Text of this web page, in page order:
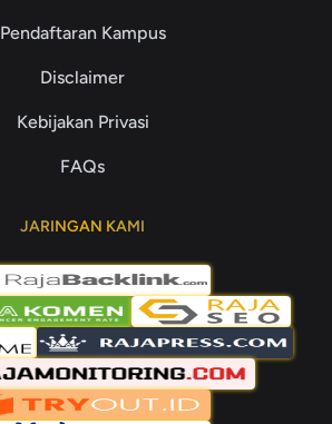
Pendaftaran Kampus
Disclaimer
Kebijakan Privasi
FAQs
JARINGAN KAMI